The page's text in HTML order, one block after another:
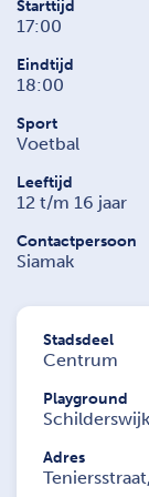
Starttijd
17:00
Eindtijd
18:00
Sport
Voetbal
Leeftijd
12 t/m 16 jaar
Contactpersoon
Siamak
Stadsdeel
Centrum
Playground
Adres